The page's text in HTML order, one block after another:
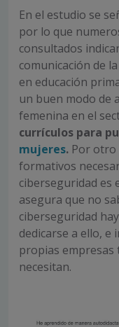
En el estudio se
por lo que
consultados
comunicación de
en educación
un buen modo de
femenina en el
currículos para
mujeres. Por otro
formativos
ciberseguridad es
asegura que no
ciberseguridad
dedicarse a ello, e
propias
necesitan.